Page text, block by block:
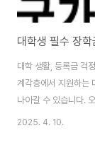
대학 생활, 등록금 걱
계각층에서 지원하는
나아갈 수 있습니다.
장학금, 국가근로장학
2025. 4. 10.